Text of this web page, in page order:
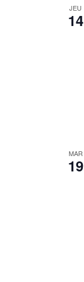
JEU
14
MAR
19